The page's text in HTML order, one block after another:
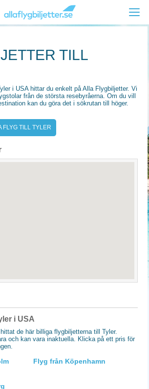
TILL
i USA hittar du enkelt på Alla Flygbiljetter. Vi
från de största resebyråerna. Om du vill
kan du göra det i sökrutan till höger.
FLYG TILL TYLER
i USA
de här billiga flygbiljetterna till Tyler.
och kan vara inaktuella. Klicka på ett pris för
Flyg från Köpenhamn